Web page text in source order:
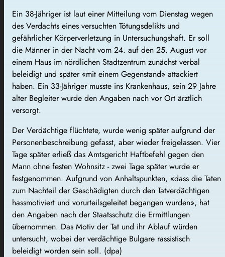
Ein 38-Jähriger ist laut einer Mitteilung vom Dienstag wegen
des Verdachts eines versuchten Tötungsdelikts und
gefährlicher Körperverletzung in Untersuchungshaft. Er soll
die Männer in der Nacht vom 24. auf den 25. August vor
einem Haus im nördlichen Stadtzentrum zunächst verbal
beleidigt und später «mit einem Gegenstand» attackiert
haben. Ein 33-Jähriger musste ins Krankenhaus, sein 29 Jahre
alter Begleiter wurde den Angaben nach vor Ort ärztlich
versorgt.
Der Verdächtige flüchtete, wurde wenig später aufgrund der
Personenbeschreibung gefasst, aber wieder freigelassen. Vier
Tage später erließ das Amtsgericht Haftbefehl gegen den
Mann ohne festen Wohnsitz - zwei Tage später wurde er
festgenommen. Aufgrund von Anhaltspunkten, «dass die Taten
zum Nachteil der Geschädigten durch den Tatverdächtigen
hassmotiviert und vorurteilsgeleitet begangen wurden», hat
den Angaben nach der Staatsschutz die Ermittlungen
übernommen. Das Motiv der Tat und ihr Ablauf würden
untersucht, wobei der verdächtige Bulgare rassistisch
beleidigt worden sein soll. (dpa)